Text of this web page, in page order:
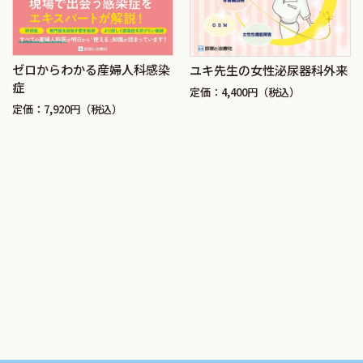
ゼロからわかる産婦人科感染
症
定価：7,920円（税込）
ユキ先生の女性泌尿器科外来
定価：4,400円（税込）